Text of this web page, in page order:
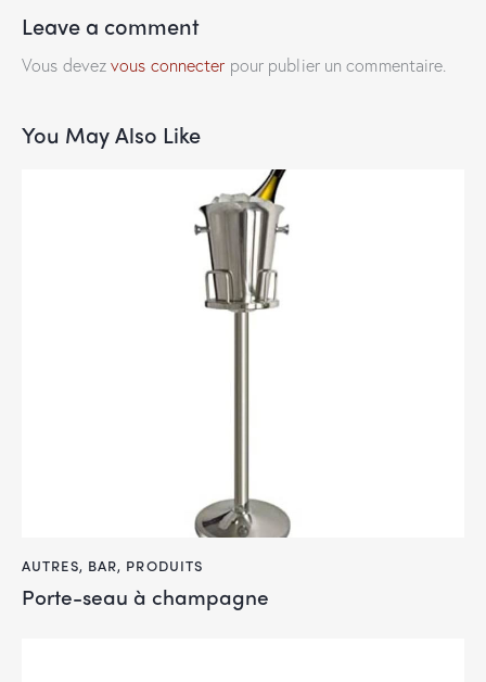
Leave a comment
Vous devezvous connecter pour publier un commentaire.
You May Also Like
AUTRES, BAR, PRODUITS
Porte-seau à champagne